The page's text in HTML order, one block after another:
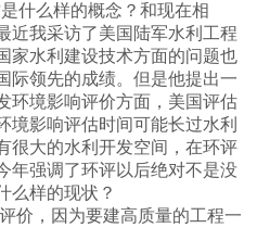
什么样的概念？和现在相
近我采访了美国陆军水利工程
家水利建设技术方面的问题也
际领先的成绩。但是他提出一
环境影响评价方面，美国评估
境影响评估时间可能长过水利
很大的水利开发空间，在环评
年强调了环评以后绝对不是没
么样的现状？
价，因为要建高质量的工程一